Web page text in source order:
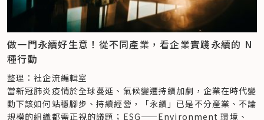
KPMG IMPACT，成為企業變革的重要基石
在上述背景下，隨著永續意識高漲，ESG 一詞——
Environment 環境、Social 社會、Governance 公司治理，
更成了近年來企業必懂、必備的熱門名詞。
不少機構投資人、重要股東、金融機構都開始檢視一間企業在獲
利之餘，是否兼顧環保、人權；許多大型企業也紛紛喊出 ESG
的目標，要求旗下所有供應鏈也都需合乎規定，否則將無法維持
合作關係。
「這些要求、訊號就像催化劑，讓越來越多企業得去重視、接
圈星球——公民永續素養大調查分析》。
除了公民參與，聯合報系願景工程、星展銀行（台灣）也積極號
召組織同仁參與，星展更邀請其企業客戶響應，包含（按照公司
英文名稱順序排列）：友達光電、中租迪和、美德醫療、信義房
屋、台灣水泥、大聯大控股、文曄科技，以及社會企業茶籽堂，
至今已有上千位企業員工填答。
社企流也製作了《甜甜圈星球——組織永續行動指南》，歡迎對
響應永續議題有興趣的企業組織 點此連結 下載參考。
3 項調查結果，猜猜答對率最高的議題 top 3 是哪些？
做一門永續好生意！從不同產業，看企業實踐永續的 N
種行動
整理：社企流編輯室
當新冠肺炎疫情於全球蔓延、氣候變遷持續加劇，企業在時代變
動下該如何站穩腳步、持續經營，「永續」已是不分產業、不論
規模的組織都需正視的議題；ESG——Environment 環境、